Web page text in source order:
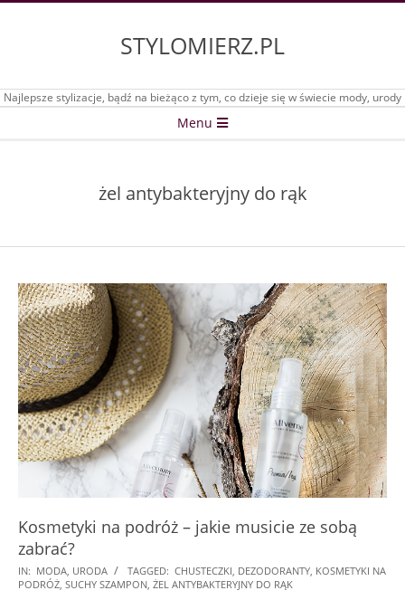
STYLOMIERZ.PL
Najlepsze stylizacje, bądź na bieżąco z tym, co dzieje się w świecie mody, urody
Menu
żel antybakteryjny do rąk
Kosmetyki na podróż – jakie musicie ze sobą
zabrać?
2018-
08-
IN: MODA URODA TAGGED: CHUSTECZKI DEZODORANTY KOSMETYKI NA
PODRÓŻ SUCHY SZAMPON ŻEL ANTYBAKTERYJNY DO RĄK